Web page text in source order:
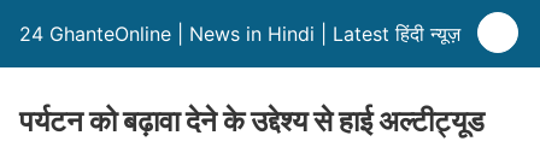
24 GhanteOnline | News in Hindi | Latest हिंदी न्यूज़
पर्यटन को बढ़ावा देने के उद्देश्य से हाई अल्टीट्यूड